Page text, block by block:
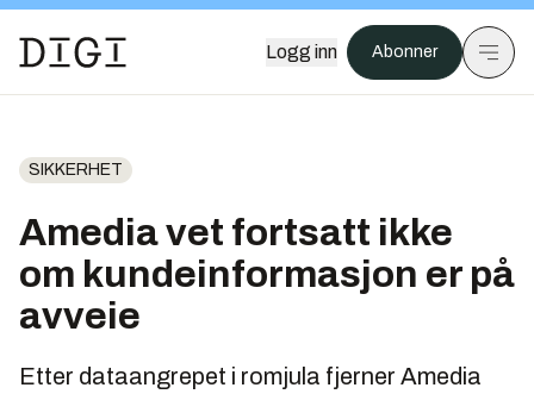
Logg inn Abonner
SIKKERHET
Amedia vet fortsatt ikke
om kundeinformasjon er på
avveie
Etter dataangrepet i romjula fjerner Amedia